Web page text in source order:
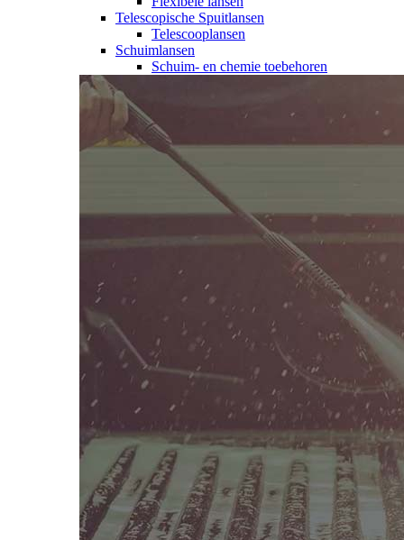
Telescopische Spuitlansen
Telescooplansen
Schuimlansen
Schuim- en chemie toebehoren